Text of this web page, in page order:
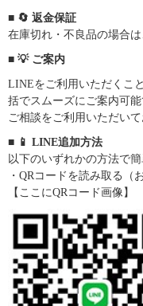
■ 🔄 返金保証
在庫切れ・不良品の場合
■ 💡 ご案内
LINEをご利用いただくこ
括でスムーズにご案内可
ご相談をご利用いただいて
■ 📱 LINE追加方法
以下のいずれかの方法で
・QRコードを読み取る（
【ここにQRコード画像】